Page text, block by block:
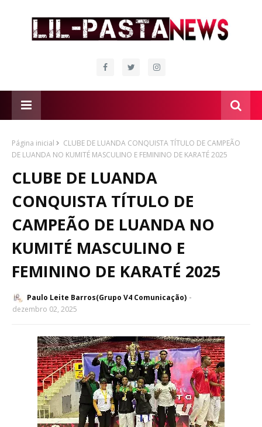
Página inicial
CLUBE DE LUANDA CONQUISTA TÍTULO DE CAMPEÃO
DE LUANDA NO KUMITÉ MASCULINO E FEMININO DE KARATÉ 2025
CLUBE DE LUANDA
CONQUISTA TÍTULO DE
CAMPEÃO DE LUANDA NO
KUMITÉ MASCULINO E
FEMININO DE KARATÉ 2025
Paulo Leite Barros(Grupo V4 Comunicação)
dezembro 02, 2025